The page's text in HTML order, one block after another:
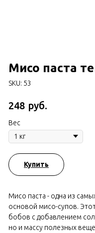
Мисо паста
SKU: 53
248 руб.
Вес
Купить
Мисо паста - одна из
основой мисо-супов.
бобов с добавлением
но и массу полезных